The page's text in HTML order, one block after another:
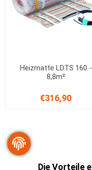
Heizmatte LDTS 160 -
8,8m²
€316,90